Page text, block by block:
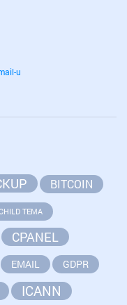
u
BITCOIN
TEMA
CPANEL
EMAIL GDPR
ICANN